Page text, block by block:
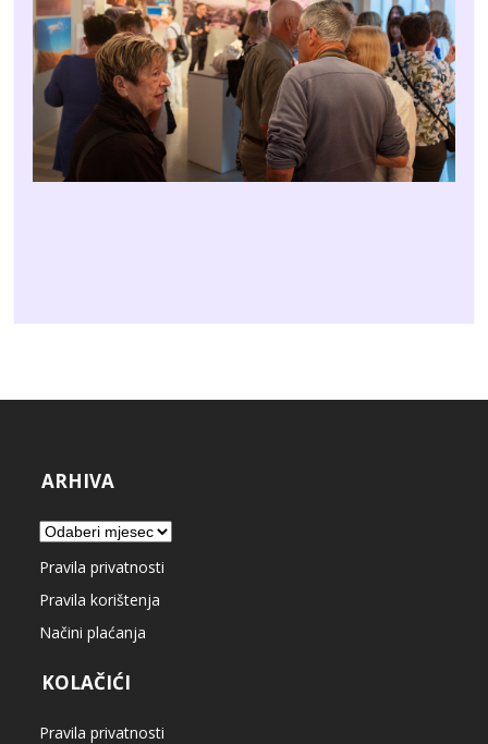
ARHIVA
Arhiva
Pravila privatnosti
Pravila korištenja
Načini plaćanja
KOLAČIĆI
Pravila privatnosti